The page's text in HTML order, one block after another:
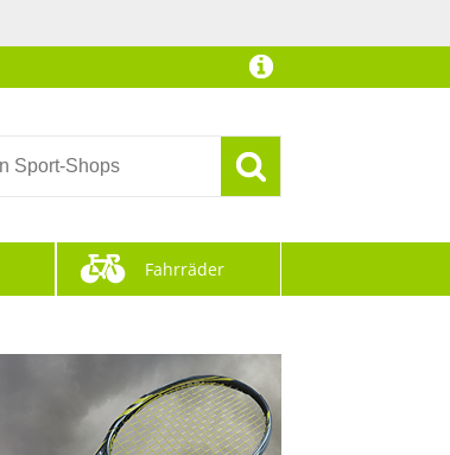
Fahrräder